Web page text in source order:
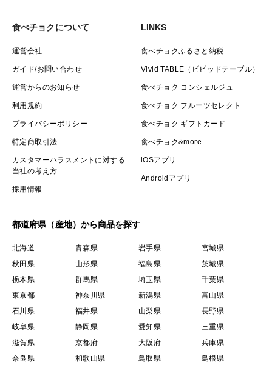
食べチョクについて
運営会社
ガイド/お問い合わせ
運営からのお知らせ
利用規約
プライバシーポリシー
特定商取引法
カスタマーハラスメントに対する
当社の考え方
採用情報
LINKS
食べチョクふるさと納税
Vivid TABLE（ビビッドテーブル）
食べチョク コンシェルジュ
食べチョク フルーツセレクト
食べチョク ギフトカード
食べチョク&more
iOSアプリ
Androidアプリ
都道府県（産地）から商品を探す
北海道 青森県 岩手県
宮城県
秋田県
山形県 福島県
茨城県
栃木県
群馬県 埼玉県
千葉県
東京都
神奈川県 新潟県
富山県
石川県
福井県 山梨県
長野県
岐阜県
静岡県 愛知県
三重県
滋賀県
京都府 大阪府
兵庫県
奈良県
和歌山県 鳥取県
島根県